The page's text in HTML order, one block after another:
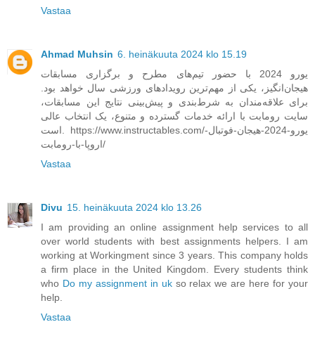
Vastaa
Ahmad Muhsin 6. heinäkuuta 2024 klo 15.19
یورو 2024 با حضور تیم‌های مطرح و برگزاری مسابقات
هیجان‌انگیز، یکی از مهم‌ترین رویدادهای ورزشی سال خواهد بود.
برای علاقه‌مندان به شرط‌بندی و پیش‌بینی نتایج این مسابقات،
سایت رومابت با ارائه خدمات گسترده و متنوع، یک انتخاب عالی
است. https://www.instructables.com/یورو-2024-هیجان-فوتبال-
اروپا-با-رومابت/
Vastaa
Divu 15. heinäkuuta 2024 klo 13.26
I am providing an online assignment help services to all
over world students with best assignments helpers. I am
working at Workingment since 3 years. This company holds
a firm place in the United Kingdom. Every students think
who Do my assignment in ukso relax we are here for your
help.
Vastaa